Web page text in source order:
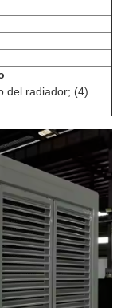
del radiador; (4)